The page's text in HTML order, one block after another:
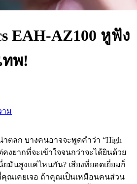
EAH-AZ100 หูฟัง
ทพ!
ม
าตลก บางคนอาจจะพูดคำว่า “High
คงยากที่จะเข้าใจจนกว่าจะได้ยินด้วย
ยมันสูงแค่ไหนกัน? เสียงที่ยอดเยี่ยมก็
ณเคยเจอ ถ้าคุณเป็นเหมือนคนส่วน